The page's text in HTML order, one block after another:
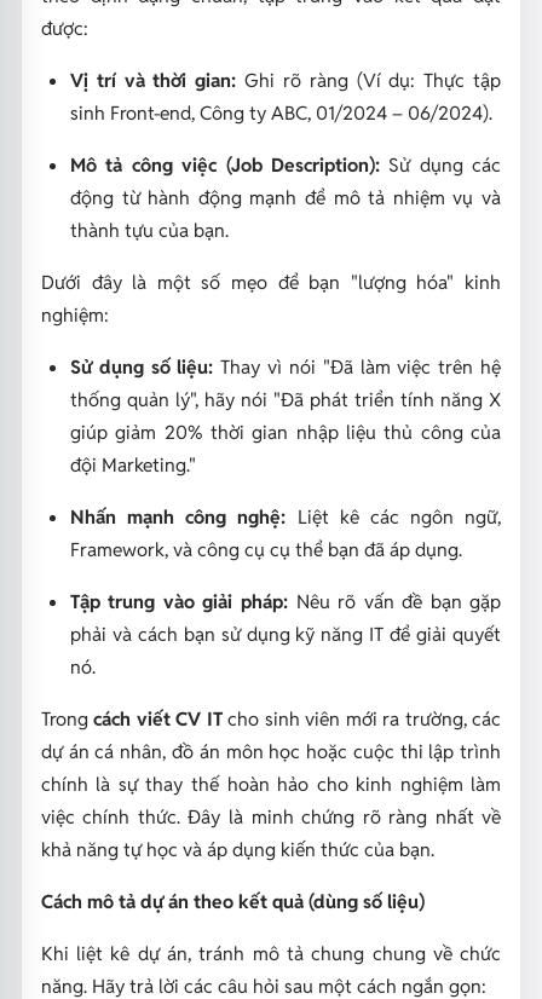
được:
Vị trí và thời gian: Ghi rõ ràng (Ví dụ: Thực tập
sinh Front-end, Công ty ABC, 01/2024 – 06/2024).
Mô tả công việc (Job Description):Sử dụng các
động từ hành động mạnh để mô tả nhiệm vụ và
thành tựu của bạn.
Dưới đây là một số mẹo để bạn "lượng hóa" kinh
nghiệm:
Sử dụng số liệu: Thay vì nói "Đã làm việc trên hệ
thống quản lý", hãy nói "Đã phát triển tính năng X
giúp giảm 20% thời gian nhập liệu thủ công của
đội Marketing."
Nhấn mạnh công nghệ: Liệt kê các ngôn ngữ,
Framework, và công cụ cụ thể bạn đã áp dụng.
Tập trung vào giải pháp:Nêu rõ vấn đề bạn gặp
phải và cách bạn sử dụng kỹ năng IT để giải quyết
nó.
Trongcách viết CV ITcho sinh viên mới ra trường, các
dự án cá nhân, đồ án môn học hoặc cuộc thi lập trình
chính là sự thay thế hoàn hảo cho kinh nghiệm làm
việc chính thức. Đây là minh chứng rõ ràng nhất về
khả năng tự học và áp dụng kiến thức của bạn.
Cách mô tả dự án theo kết quả (dùng số liệu)
Khi liệt kê dự án, tránh mô tả chung chung về chức
năng. Hãy trả lời các câu hỏi sau một cách ngắn gọn: